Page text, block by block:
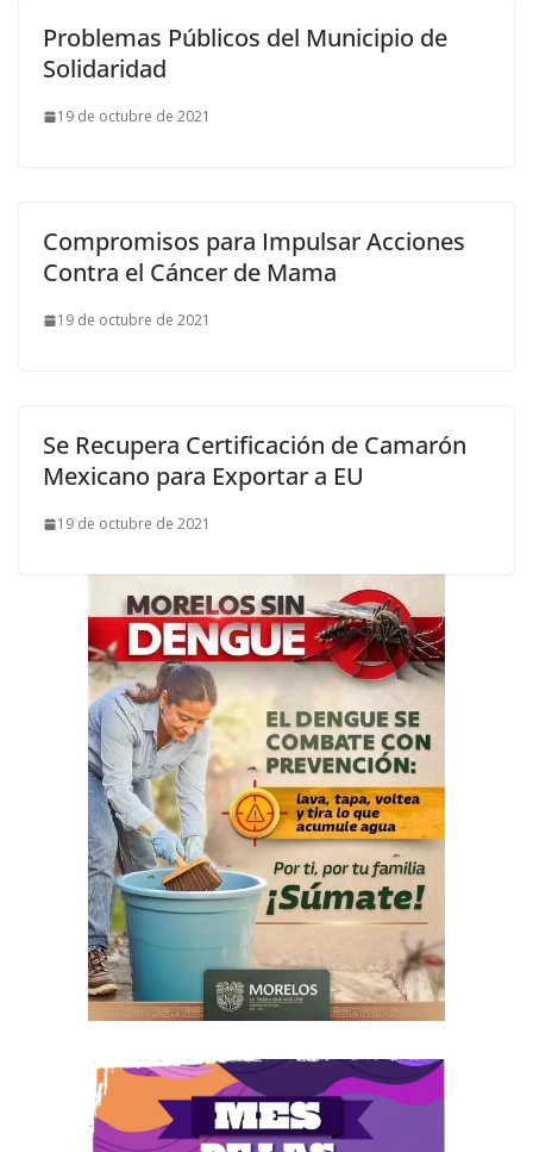
Problemas Públicos del Municipio de
Solidaridad
19 de octubre de 2021
Compromisos para Impulsar Acciones
Contra el Cáncer de Mama
19 de octubre de 2021
Se Recupera Certificación de Camarón
Mexicano para Exportar a EU
19 de octubre de 2021